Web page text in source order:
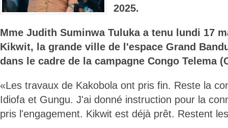
2025.
Mme Judith Suminwa Tuluka a tenu lundi 17
Kikwit, la grande ville de l'espace Grand
dans le cadre de la campagne Congo Telema
«Les travaux de Kakobola ont pris fin. Reste la
Idiofa et Gungu. J'ai donné instruction pour la
pris l'engagement. Kikwit est déjà prêt. Restent